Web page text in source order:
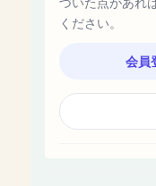
ください。
会員